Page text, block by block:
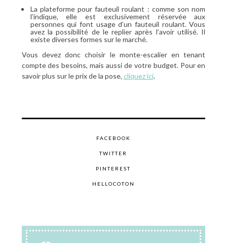
La plateforme pour fauteuil roulant : comme son nom
l’indique, elle est exclusivement réservée aux
personnes qui font usage d’un fauteuil roulant. Vous
avez la possibilité de le replier après l’avoir utilisé. Il
existe diverses formes sur le marché.
Vous devez donc choisir le monte-escalier en tenant
compte des besoins, mais aussi de votre budget. Pour en
savoir plus sur le prix de la pose, cliquez ici.
FACEBOOK
TWITTER
PINTEREST
HELLOCOTON